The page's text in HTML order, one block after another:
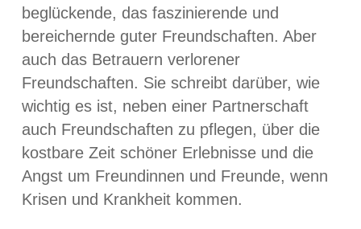
beglückende, das faszinierende und
bereichernde guter Freundschaften. Aber
auch das Betrauern verlorener
Freundschaften. Sie schreibt darüber, wie
wichtig es ist, neben einer Partnerschaft
auch Freundschaften zu pflegen, über die
kostbare Zeit schöner Erlebnisse und die
Angst um Freundinnen und Freunde, wenn
Krisen und Krankheit kommen.